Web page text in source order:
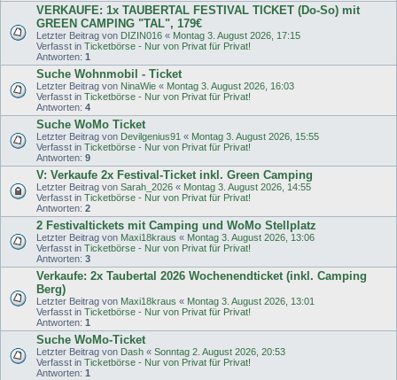
VERKAUFE: 1x TAUBERTAL FESTIVAL TICKET (Do-So) mit
GREEN CAMPING "TAL", 179€
Letzter Beitrag von DIZIN016 « Montag 3. August 2026, 17:15
Verfasst in Ticketbörse - Nur von Privat für Privat!
Antworten: 1
Suche Wohnmobil - Ticket
Letzter Beitrag von NinaWie « Montag 3. August 2026, 16:03
Verfasst in Ticketbörse - Nur von Privat für Privat!
Antworten: 4
Suche WoMo Ticket
Letzter Beitrag von Devilgenius91 « Montag 3. August 2026, 15:55
Verfasst in Ticketbörse - Nur von Privat für Privat!
Antworten: 9
V: Verkaufe 2x Festival-Ticket inkl. Green Camping
Letzter Beitrag von Sarah_2026 « Montag 3. August 2026, 14:55
Verfasst in Ticketbörse - Nur von Privat für Privat!
Antworten: 2
2 Festivaltickets mit Camping und WoMo Stellplatz
Letzter Beitrag von Maxi18kraus « Montag 3. August 2026, 13:06
Verfasst in Ticketbörse - Nur von Privat für Privat!
Antworten: 3
Verkaufe: 2x Taubertal 2026 Wochenendticket (inkl. Camping
Berg)
Letzter Beitrag von Maxi18kraus « Montag 3. August 2026, 13:01
Verfasst in Ticketbörse - Nur von Privat für Privat!
Antworten: 1
Suche WoMo-Ticket
Letzter Beitrag von Dash « Sonntag 2. August 2026, 20:53
Verfasst in Ticketbörse - Nur von Privat für Privat!
Antworten: 1